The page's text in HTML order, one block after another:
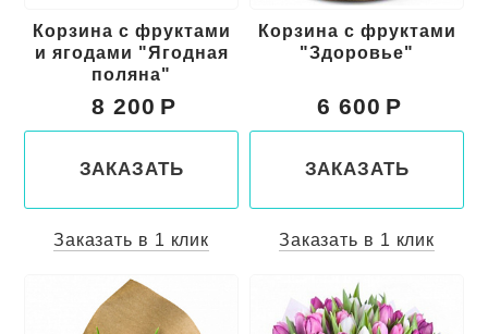
Корзина с фруктами
и ягодами "Ягодная
поляна"
8 200
ЗАКАЗАТЬ
Заказать в 1 клик
Корзина с фруктами
"Здоровье"
6 600
ЗАКАЗАТЬ
Заказать в 1 клик